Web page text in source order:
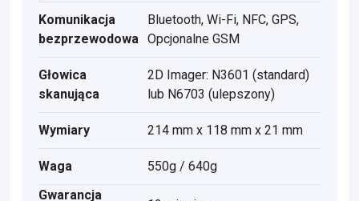
Komunikacja
bezprzewodowa
Bluetooth, Wi-Fi, NFC, GPS,
Opcjonalne GSM
Głowica
skanująca
2D Imager: N3601 (standard)
lub N6703 (ulepszony)
Wymiary 214 mm x 118 mm x 21 mm
Waga
550g / 640g
Gwarancja